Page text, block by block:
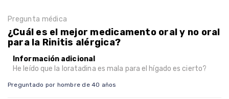
Pregunta médica
¿Cuál es el mejor medicamento oral y no oral
para la Rinitis alérgica?
Información adicional
He leído que la loratadina es mala para el hígado es cierto?
Preguntado por hombre de 40 años